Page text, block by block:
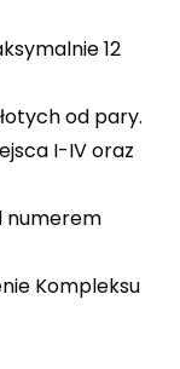
12
od pary.
I-IV oraz
numerem
Kompleksu